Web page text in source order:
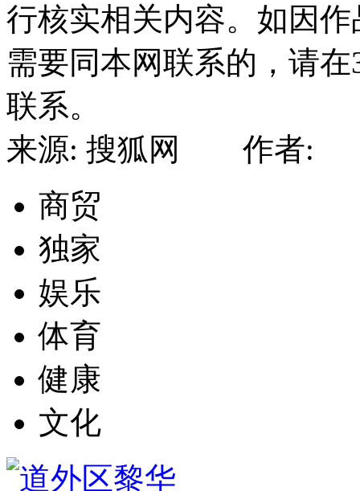
行核实相关内容。如因
需要同本网联系的，请
联系。
来源: 搜狐网 作者:
商贸
独家
娱乐
体育
健康
文化